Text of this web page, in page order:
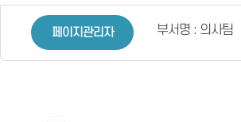
페이지관리자 부서명 : 의사팀